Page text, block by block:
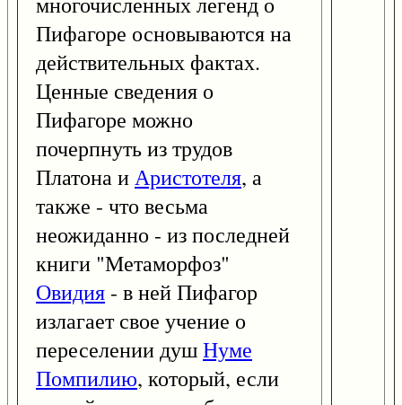
Пифагоре основываются на
действительных фактах.
Ценные сведения о
Пифагоре можно
почерпнуть из трудов
Платона иАристотеля, а
также - что весьма
неожиданно - из последней
книги "Метаморфоз"
Овидия - в ней Пифагор
излагает свое учение о
переселении душНуме
Помпилию, который, если